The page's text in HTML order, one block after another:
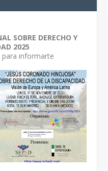
SOBRE DERECHO Y
2025
para informarte